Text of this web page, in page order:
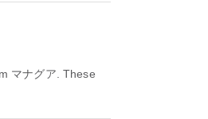
マナグア. These